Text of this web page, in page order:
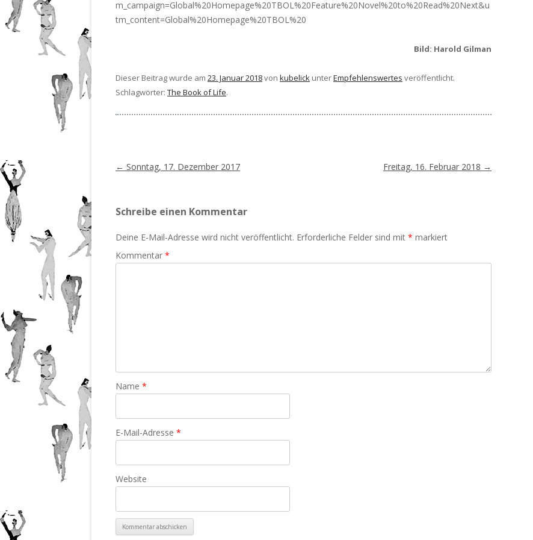
m_campaign=Global%20Homepage%20TBOL%20Feature%20Novel%20to%20Read%20Next&u
tm_content=Global%20Homepage%20TBOL%20
Bild: Harold Gilman
Dieser Beitrag wurde am 23. Januar 2018von kubelick unterEmpfehlenswertes veröffentlicht.
Schlagwörter: The Book of Life.
Beitragsnavigation
← Sonntag, 17. Dezember 2017 Freitag, 16. Februar 2018 →
Schreibe einen Kommentar
Deine E-Mail-Adresse wird nicht veröffentlicht. Erforderliche Felder sind mit * markiert
Kommentar *
Name *
E-Mail-Adresse *
Website